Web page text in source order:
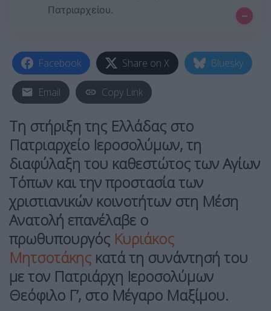
Πατριαρχείου.
–
Facebook Share on X Bluesky
Email Copy Link
Τη στήριξη της Ελλάδας στο
Πατριαρχείο Ιεροσολύμων, τη
διαφύλαξη του καθεστώτος των Αγίων
Τόπων και την προστασία των
χριστιανικών κοινοτήτων στη Μέση
Ανατολή επανέλαβε ο
πρωθυπουργός Κυριάκος
Μητσοτάκης κατά τη συνάντησή του
με τον Πατριάρχη Ιεροσολύμων
Θεόφιλο Γ’, στο Μέγαρο Μαξίμου.